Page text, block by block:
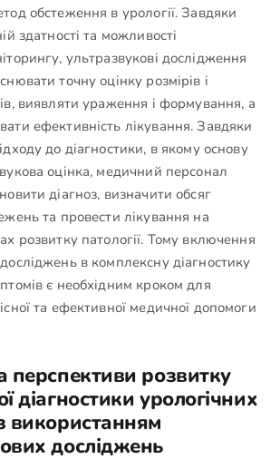
обстеження в урології. Завдяки
здатності та можливості
ультразвукові дослідження
точну оцінку розмірів і
виявляти ураження і формування, а
ефективність лікування. Завдяки
до діагностики, в якому основу
оцінка, медичний персонал
діагноз, визначити обсяг
та провести лікування на
розвитку патології. Тому включення
в комплексну діагностику
є необхідним кроком для
та ефективної медичної допомоги
перспективи розвитку
діагностики урологічних
використанням
досліджень